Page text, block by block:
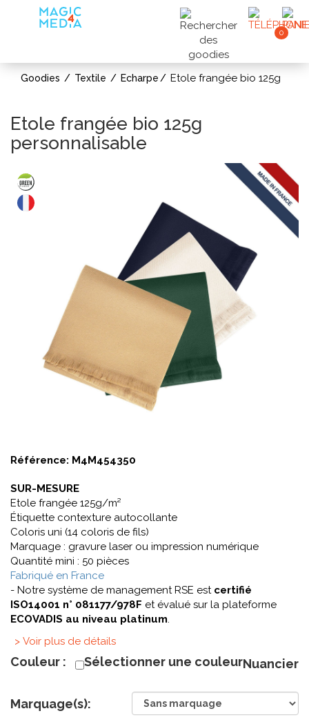
0
Goodies Textile Echarpe Etole frangée bio 125g
Etole frangée bio 125g
personnalisable
Référence: M4M454350
SUR-MESURE
Etole frangée 125g/m²
Étiquette contexture autocollante
Coloris uni (14 coloris de fils)
Marquage : gravure laser ou impression numérique
Quantité mini : 50 pièces
Fabriqué en France
- Notre système de management RSE est certifié
ISO14001 n° 081177/978F et évalué sur la plateforme
ECOVADIS au niveau platinum.
> Voir plus de détails
Couleur : Sélectionner une couleurNuancier
Marquage(s):